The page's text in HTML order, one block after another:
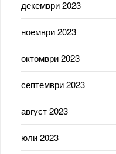
декември 2023
ноември 2023
октомври 2023
септември 2023
август 2023
юли 2023